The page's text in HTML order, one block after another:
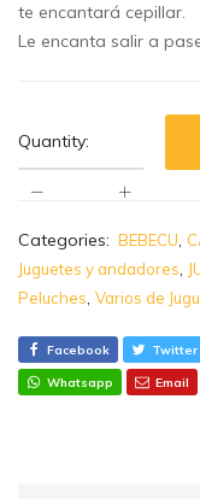
te encantará cepillar.
Le encanta salir a
Quantity:
Categories: BEBECU,
Juguetes y andadores,
Peluches, Varios de
Facebook Twitter
Whatsapp Email